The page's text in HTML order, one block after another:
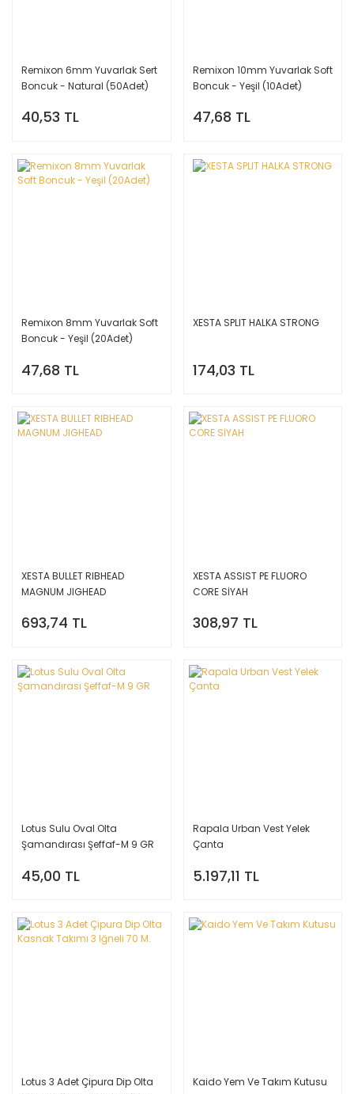
Remixon 6mm Yuvarlak Sert
Boncuk - Natural (50Adet)
40,53 TL
Remixon 10mm Yuvarlak Soft
Boncuk - Yeşil (10Adet)
47,68 TL
Remixon 8mm Yuvarlak Soft
Boncuk - Yeşil (20Adet)
47,68 TL
XESTA SPLIT HALKA STRONG
174,03 TL
XESTA BULLET RIBHEAD
MAGNUM JIGHEAD
693,74 TL
XESTA ASSIST PE FLUORO
CORE SİYAH
308,97 TL
Lotus Sulu Oval Olta
Şamandırası Şeffaf-M 9 GR
45,00 TL
Rapala Urban Vest Yelek
Çanta
5.197,11 TL
Lotus 3 Adet Çipura Dip Olta
Kaido Yem Ve Takım Kutusu